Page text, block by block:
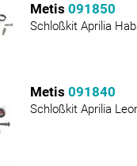
Metis 091850
Schloßkit Aprilia
Metis 091840
Schloßkit Aprilia